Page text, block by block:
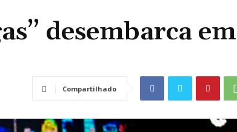
desembarca em
Compartilhado